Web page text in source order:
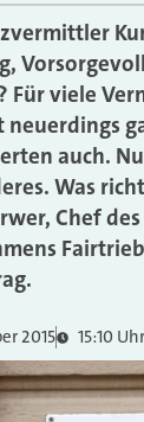
Für viele
auch.
Was
Chef des
2015 15:10 Uhr